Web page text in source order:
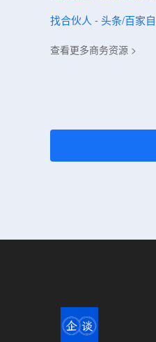
找合伙人 - 头条/百家
查看更多商务资源 >